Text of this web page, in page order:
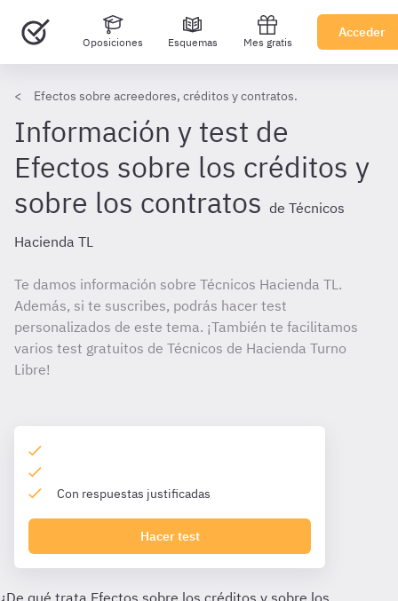
Oposiciones Esquemas Mes gratis
Acceder
Efectos sobre acreedores, créditos y contratos.
Información y test de
Efectos sobre los créditos y
sobre los contratos de Técnicos
Hacienda TL
Te damos información sobre Técnicos Hacienda TL.
Además, si te suscribes, podrás hacer test
personalizados de este tema. ¡También te facilitamos
varios test gratuitos de Técnicos de Hacienda Turno
Libre!
Con respuestas justificadas
Hacer test